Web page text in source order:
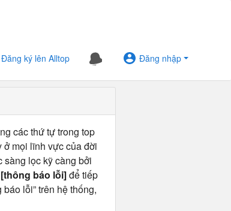
Đăng ký lên Alltop Đăng nhập
các thứ tự trong top
ở mọi lĩnh vực của đời
sàng lọc kỹ càng bởi
[thông báo lỗi]để tiếp
lỗi” trên hệ thống,